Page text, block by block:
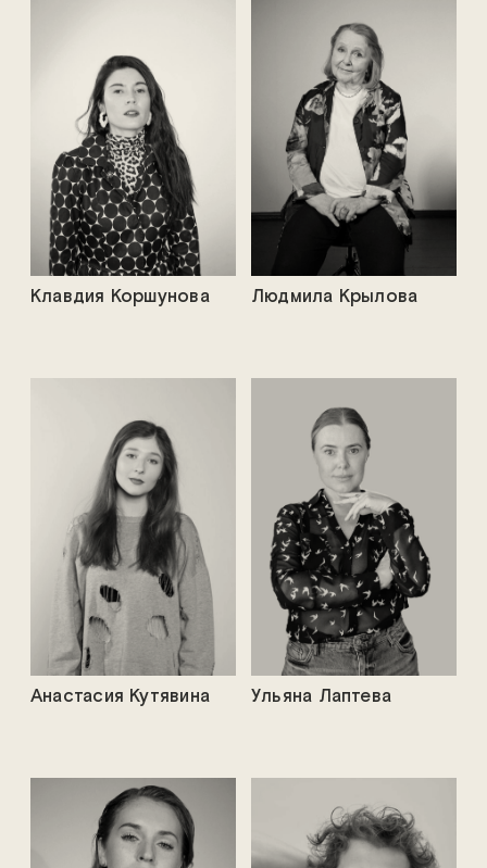
Людмила Крылова
Клавдия Коршунова
Ульяна Лаптева
Анастасия Кутявина